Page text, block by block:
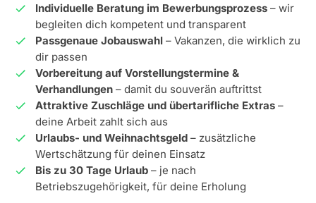
Individuelle Beratung im Bewerbungsprozess – wir
begleiten dich kompetent und transparent
Passgenaue Jobauswahl – Vakanzen, die wirklich zu
dir passen
Vorbereitung auf Vorstellungstermine &
Verhandlungen – damit du souverän auftrittst
Attraktive Zuschläge und übertarifliche Extras –
deine Arbeit zahlt sich aus
Urlaubs- und Weihnachtsgeld – zusätzliche
Wertschätzung für deinen Einsatz
Bis zu 30 Tage Urlaub – je nach
Betriebszugehörigkeit, für deine Erholung